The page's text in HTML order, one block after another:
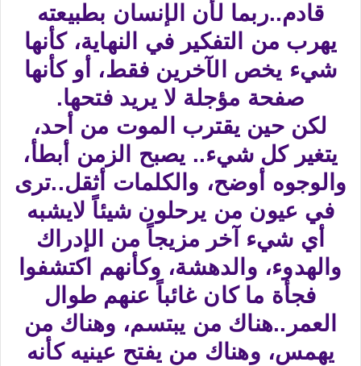
قادم..ربما لأن الإنسان بطبيعته
يهرب من التفكير في النهاية، كأنها
شيء يخص الآخرين فقط، أو كأنها
صفحة مؤجلة لا يريد فتحها.
لكن حين يقترب الموت من أحد،
يتغير كل شيء.. يصبح الزمن أبطأ،
والوجوه أوضح، والكلمات أثقل..ترى
في عيون من يرحلون شيئاً لايشبه
أي شيء آخر مزيجاً من الإدراك
والهدوء، والدهشة، وكأنهم اكتشفوا
فجأة ما كان غائباً عنهم طوال
العمر..هناك من يبتسم، وهناك من
يهمس، وهناك من يفتح عينيه كأنه